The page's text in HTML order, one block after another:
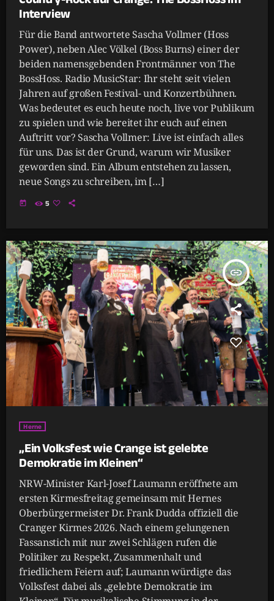
Interview
Für die Band antwortete Sascha Vollmer (Hoss
Power), neben Alec Völkel (Boss Burns) einer der
beiden namensgebenden Frontmänner von The
BossHoss. Radio MusicStar: Ihr steht seit vielen
Jahren auf großen Festival- und Konzertbühnen.
Was bedeutet es euch heute noch, live vor Publikum
zu spielen und wie bereitet ihr euch auf einen
Auftritt vor? Sascha Vollmer: Live ist einfach alles
für uns. Das ist der Grund, warum wir Musiker
geworden sind. Ein Album entstehen zu lassen,
neue Songs zu schreiben, im […]
today 5
insert_link
Herne
„Ein Volksfest wie Crange ist gelebte
Demokratie im Kleinen“
NRW-Minister Karl-Josef Laumann eröffnete am
ersten Kirmesfreitag gemeinsam mit Hernes
Oberbürgermeister Dr. Frank Dudda offiziell die
Cranger Kirmes 2026. Nach einem gelungenen
Fassanstich mit nur zwei Schlägen rufen die
Politiker zu Respekt, Zusammenhalt und
friedlichem Feiern auf; Laumann würdigte das
Volksfest dabei als „gelebte Demokratie im